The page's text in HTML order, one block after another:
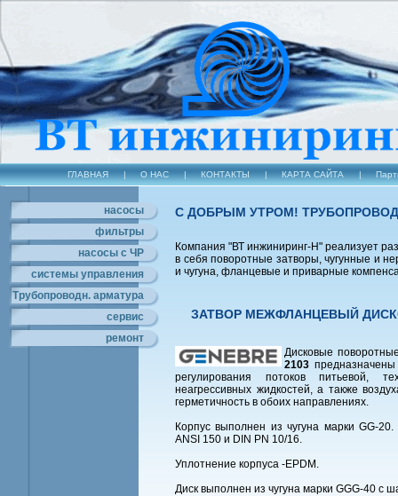
ГЛАВНАЯ | О НАС | КОНТАКТЫ | КАРТА САЙТА |
насосы
фильтры
насосы с ЧР
системы управления
Трубопроводн. арматура
сервис
ремонт
С ДОБРЫМ УТРОМ!
Компания "ВТ инжиниринг-Н" реализует
в себя поворотные затворы, чугунные и
и чугуна, фланцевые и приварные
ЗАТВОР МЕЖФЛАНЦЕВЫЙ
Дисковые
2103
регулирования потоков питьевой,
неагрессивных жидкостей, а также
герметичность в обоих направлениях.
Корпус выполнен из чугуна марки GG-
ANSI 150 и DIN PN 10/16.
Уплотнение корпуса -EPDM.
Диск выполнен из чугуна марки GGG-40 с